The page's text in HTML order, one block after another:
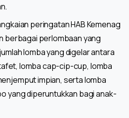
peringatan HAB Kemenag
berbagai perlombaan yang
lomba yang digelar antara
lomba cap-cip-cup, lomba
impian, serta lomba
yang diperuntukkan bagi anak-